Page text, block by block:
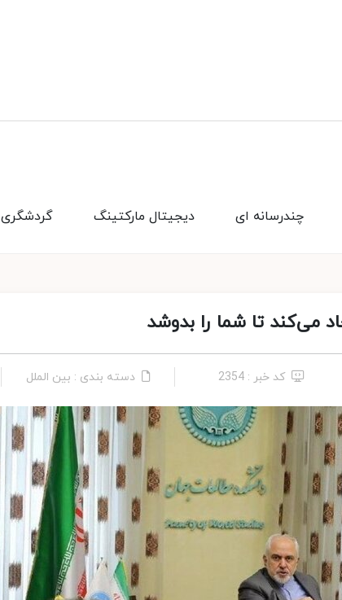
گردشگری دیجیتال مارکتینگ چندرسانه ای
می‌کند تا شما را بدوشد
کد خبر : 2354 دسته بندی : بین الملل